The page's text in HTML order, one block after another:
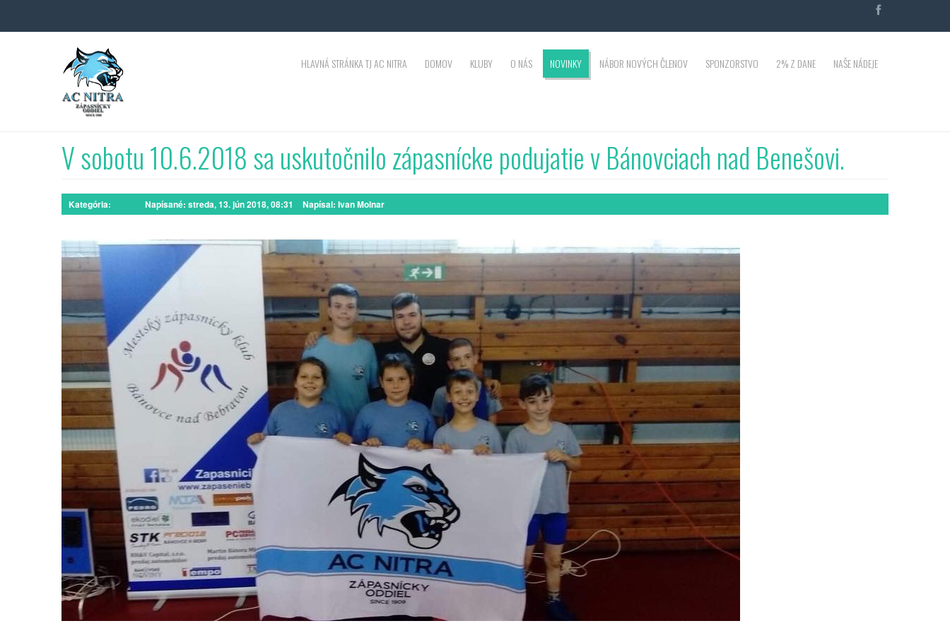
HLAVNÁ STRÁNKA TJ AC NITRA DOMOV KLUBY O NÁS NOVINKY NÁBOR NOVÝCH ČLENOV SPONZORSTVO 2% Z DANE NAŠE NÁDEJE
V sobotu 10.6.2018 sa uskutočnilo zápasnícke podujatie v Bánovciach nad Benešovi.
Kategória: Napísané: streda, 13. jún 2018, 08:31 Napísal: Ivan Molnar